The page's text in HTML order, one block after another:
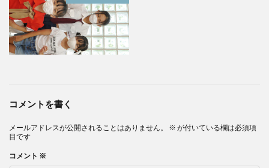
コメントを書く
メールアドレスが公開されることはありません。 ※ が付いている欄は必須項
目です
コメント ※